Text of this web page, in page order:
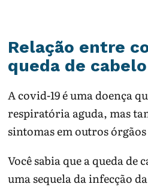
Relação entre
queda de cabelo
A covid-19 é uma doença
respiratória aguda, mas
sintomas em outros
Você sabia que a queda de
uma sequela da infecção